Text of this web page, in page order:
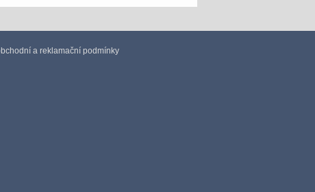
a reklamační podmínky